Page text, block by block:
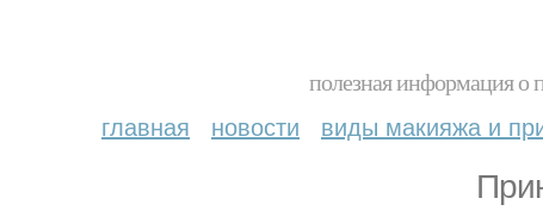
полезная информация о
главная новости виды макияжа и